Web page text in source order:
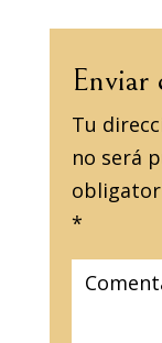
Enviar
Tu
no será
*